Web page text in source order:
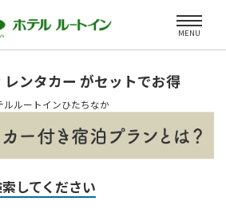
MENU
レンタカー がセットでお得
ルルートインひたちなか
してください